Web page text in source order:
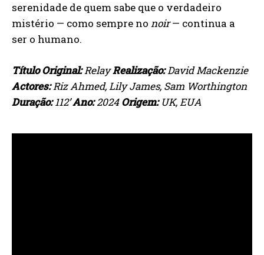
serenidade de quem sabe que o verdadeiro
mistério — como sempre no noir— continua a
ser o humano.
Título Original:RelayRealização:David Mackenzie
Actores:Riz Ahmed, Lily James, Sam Worthington
Duração:112’Ano:2024Origem:UK, EUA